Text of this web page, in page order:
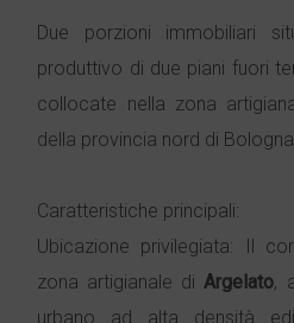
Due porzioni immobiliari
produttivo di due piani fuori
collocate nella zona
della provincia nord di
Caratteristiche principali:
Ubicazione privilegiata: Il
zona artigianale diArgelato,
urbano ad alta densità